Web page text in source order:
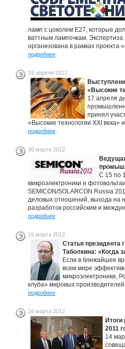
ламп с цоколем Е27, которые
ваттным лампочкам.
организована в рамках проекта
подробнее
19 апреля 2012
«Высокие
17 апреля
принял
«Высокие технологии XXI века»
подробнее
30 марта 2012
С 15 по
микроэлектроники и
SEMICON/SOLARCON Russia
деловых отношений, выхода на
разработок российским и
подробнее
16 марта 2012
Статья президента
Таболкина: «Когда
Если в ближайшее
всем мире
микроэлектроники,
клуба» мировых
подробнее
16 марта 2012
2011
14